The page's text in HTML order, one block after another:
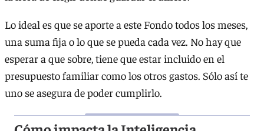
Lo ideal es que se aporte a este Fondo todos los meses,
una suma fija o lo que se pueda cada vez. No hay que
esperar a que sobre, tiene que estar incluido en el
presupuesto familiar como los otros gastos. Sólo así te
uno se asegura de poder cumplirlo.